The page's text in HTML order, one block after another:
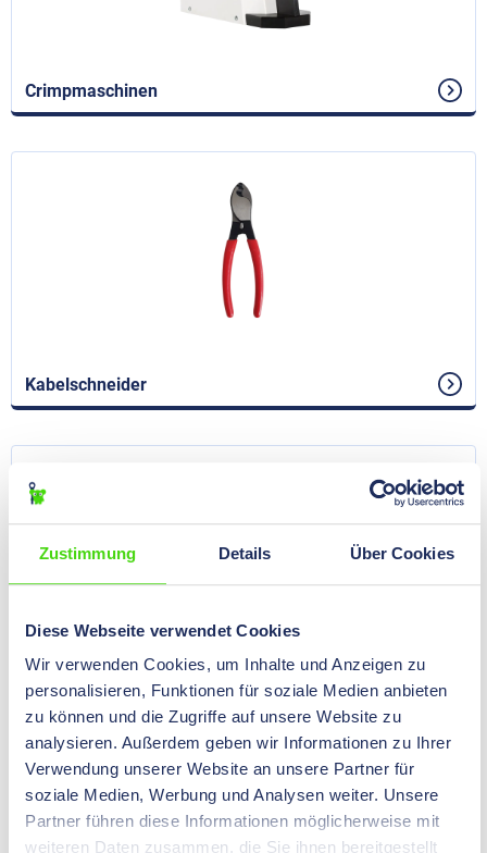
Zustimmung Details Über Cookies
Diese Webseite verwendet Cookies
Wir verwenden Cookies, um Inhalte und Anzeigen zu
personalisieren, Funktionen für soziale Medien anbieten
zu können und die Zugriffe auf unsere Website zu
analysieren. Außerdem geben wir Informationen zu Ihrer
Verwendung unserer Website an unsere Partner für
soziale Medien, Werbung und Analysen weiter. Unsere
Partner führen diese Informationen möglicherweise mit
weiteren Daten zusammen, die Sie ihnen bereitgestellt
Crimpmaschinen
Kabelschneider
Spannschneidwerkzeug für Kabelbinder